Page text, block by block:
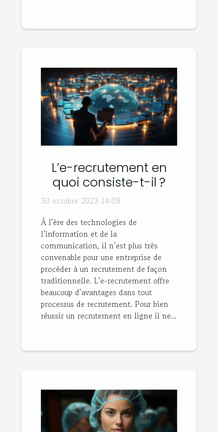
L’e-recrutement en
quoi consiste-t-il ?
30 octobre 2023 14:08
À l’ère des technologies de
l’information et de la
communication, il n’est plus très
convenable pour une entreprise de
procéder à un recrutement de façon
traditionnelle. L’e-recrutement offre
beaucoup d’avantages dans tout
processus de recrutement. Pour bien
réussir un recrutement en ligne il ne...